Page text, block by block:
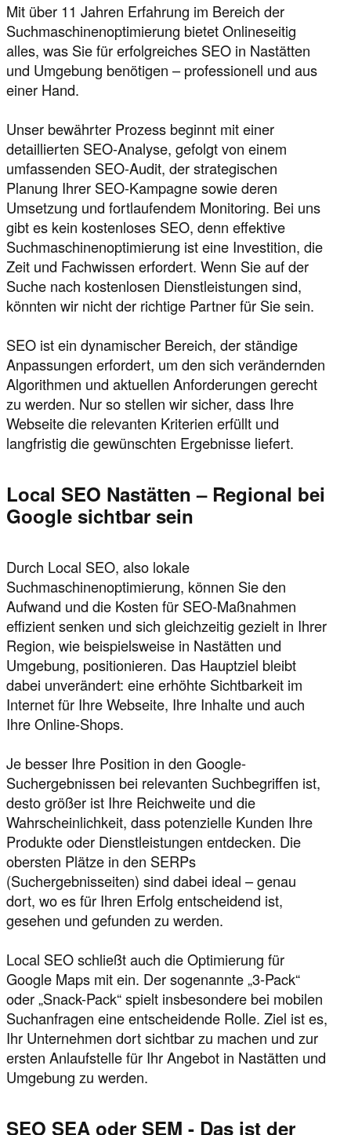
Mit über 11 Jahren Erfahrung im Bereich der
Suchmaschinenoptimierung bietet Onlineseitig
alles, was Sie für erfolgreiches SEO in Nastätten
und Umgebung benötigen – professionell und aus
einer Hand.
Unser bewährter Prozess beginnt mit einer
detaillierten SEO-Analyse, gefolgt von einem
umfassenden SEO-Audit, der strategischen
Planung Ihrer SEO-Kampagne sowie deren
Umsetzung und fortlaufendem Monitoring. Bei uns
gibt es kein kostenloses SEO, denn effektive
Suchmaschinenoptimierung ist eine Investition, die
Zeit und Fachwissen erfordert. Wenn Sie auf der
Suche nach kostenlosen Dienstleistungen sind,
könnten wir nicht der richtige Partner für Sie sein.
SEO ist ein dynamischer Bereich, der ständige
Anpassungen erfordert, um den sich verändernden
Algorithmen und aktuellen Anforderungen gerecht
zu werden. Nur so stellen wir sicher, dass Ihre
Webseite die relevanten Kriterien erfüllt und
langfristig die gewünschten Ergebnisse liefert.
Local SEO Nastätten – Regional bei
Google sichtbar sein
Durch Local SEO, also lokale
Suchmaschinenoptimierung, können Sie den
Aufwand und die Kosten für SEO-Maßnahmen
effizient senken und sich gleichzeitig gezielt in Ihrer
Region, wie beispielsweise in Nastätten und
Umgebung, positionieren. Das Hauptziel bleibt
dabei unverändert: eine erhöhte Sichtbarkeit im
Internet für Ihre Webseite, Ihre Inhalte und auch
Ihre Online-Shops.
Je besser Ihre Position in den Google-
Suchergebnissen bei relevanten Suchbegriffen ist,
desto größer ist Ihre Reichweite und die
Wahrscheinlichkeit, dass potenzielle Kunden Ihre
Produkte oder Dienstleistungen entdecken. Die
obersten Plätze in den SERPs
(Suchergebnisseiten) sind dabei ideal – genau
dort, wo es für Ihren Erfolg entscheidend ist,
gesehen und gefunden zu werden.
Local SEO schließt auch die Optimierung für
Google Maps mit ein. Der sogenannte „3-Pack“
oder „Snack-Pack“ spielt insbesondere bei mobilen
Suchanfragen eine entscheidende Rolle. Ziel ist es,
Ihr Unternehmen dort sichtbar zu machen und zur
ersten Anlaufstelle für Ihr Angebot in Nastätten und
Umgebung zu werden.
SEO SEA oder SEM - Das ist der